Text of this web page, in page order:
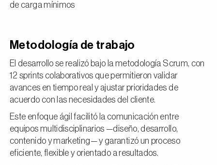
de carga mínimos
Metodología de trabajo
El desarrollo se realizó bajo la metodología Scrum, con
12 sprints colaborativos que permitieron validar
avances en tiempo real y ajustar prioridades de
acuerdo con las necesidades del cliente.
Este enfoque ágil facilitó la comunicación entre
equipos multidisciplinarios —diseño, desarrollo,
contenido y marketing— y garantizó un proceso
eficiente, flexible y orientado a resultados.